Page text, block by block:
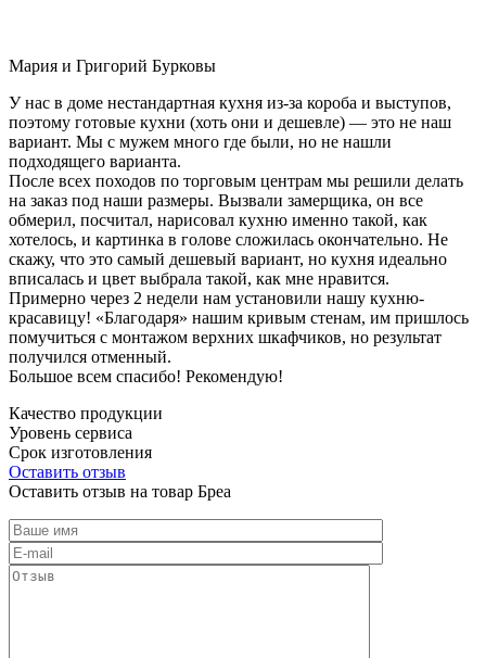
Мария и Григорий Бурковы
У нас в доме нестандартная кухня из-за короба и выступов,
поэтому готовые кухни (хоть они и дешевле) — это не наш
вариант. Мы с мужем много где были, но не нашли
подходящего варианта.
После всех походов по торговым центрам мы решили делать
на заказ под наши размеры. Вызвали замерщика, он все
обмерил, посчитал, нарисовал кухню именно такой, как
хотелось, и картинка в голове сложилась окончательно. Не
скажу, что это самый дешевый вариант, но кухня идеально
вписалась и цвет выбрала такой, как мне нравится.
Примерно через 2 недели нам установили нашу кухню-
красавицу! «Благодаря» нашим кривым стенам, им пришлось
помучиться с монтажом верхних шкафчиков, но результат
получился отменный.
Большое всем спасибо! Рекомендую!
Качество продукции
Уровень сервиса
Срок изготовления
Оставить отзыв
Оставить отзыв на товар Бреа